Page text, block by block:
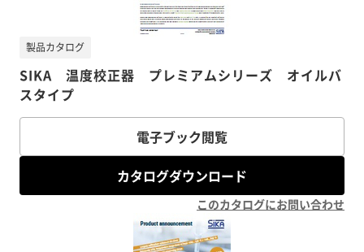
SIKA 温度校正器 プレミアムシリーズ オイルバ
スタイプ
製品カタログ
電子ブック閲覧
カタログダウンロード
このカタログにお問い合わせ